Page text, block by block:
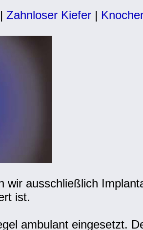
| Zahnloser Kiefer |
wir ausschließlich
ist.
ambulant eingesetzt.